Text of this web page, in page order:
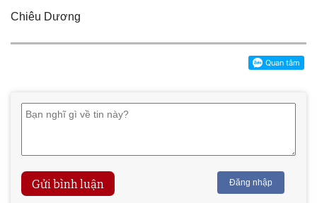
Chiêu Dương
Gửi bình luận Đăng nhập